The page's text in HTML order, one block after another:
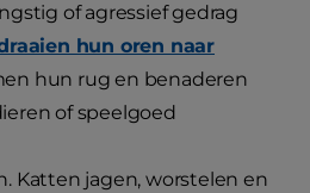
of agressief gedrag
hun oren naar
hun rug en benaderen
of speelgoed
Katten jagen, worstelen en